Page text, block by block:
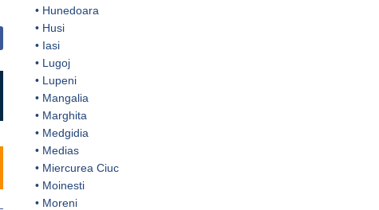
• Hunedoara
• Husi
• Iasi
• Lugoj
• Lupeni
• Mangalia
• Marghita
• Medgidia
• Medias
• Miercurea Ciuc
• Moinesti
• Moreni